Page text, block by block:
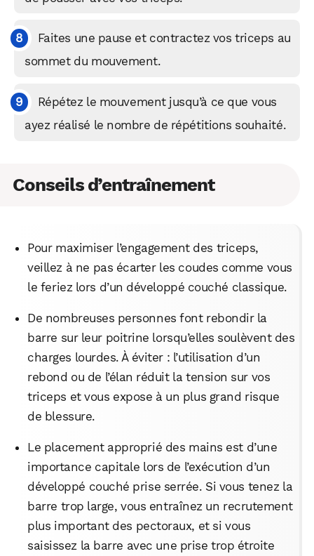
Faites une pause et contractez vos triceps au
sommet du mouvement.
Répétez le mouvement jusqu’à ce que vous
ayez réalisé le nombre de répétitions souhaité.
Conseils d’entraînement
Pour maximiser l’engagement des triceps,
veillez à ne pas écarter les coudes comme vous
le feriez lors d’un développé couché classique.
De nombreuses personnes font rebondir la
barre sur leur poitrine lorsqu’elles soulèvent des
charges lourdes. À éviter : l’utilisation d’un
rebond ou de l’élan réduit la tension sur vos
triceps et vous expose à un plus grand risque
de blessure.
Le placement approprié des mains est d’une
importance capitale lors de l’exécution d’un
développé couché prise serrée. Si vous tenez la
barre trop large, vous entraînez un recrutement
plus important des pectoraux, et si vous
saisissez la barre avec une prise trop étroite